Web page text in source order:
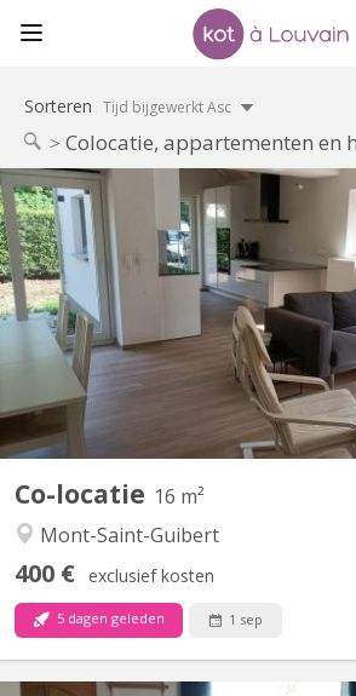
Sorteren Tijd bijgewerkt Asc
Colocatie, appartementen en
Co-locatie 16 m²
Mont-Saint-Guibert
400 € exclusief kosten
5 dagen geleden 1 sep
2 chambres à louer dans villa lumineuse
Louvain-la-Neuve (7 km) et de l'Axis
Louvain-la-Neuve à 30 mètres ; parking
charges comprises. Pour non-fumeur ou
extérieur. Les autres